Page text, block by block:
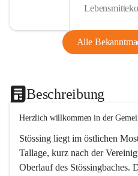
Alle
Beschreibung
Herzlich willkommen in der
Stössing liegt im östlichen
Tallage, kurz nach der
Oberlauf des Stössingbaches.